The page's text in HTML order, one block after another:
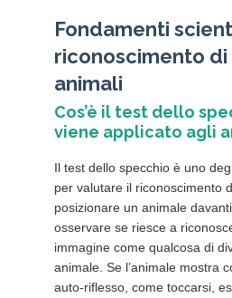
Fondamenti
riconoscimento di
animali
Cos’è il test dello
viene applicato agli
Il test dello specchio è uno
per valutare il riconoscimento
posizionare un animale
osservare se riesce a
immagine come qualcosa di
animale. Se l’animale mostra
auto-riflesso, come toccarsi,